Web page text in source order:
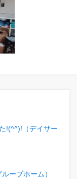
!(^^)!（デイサー
ープホーム）